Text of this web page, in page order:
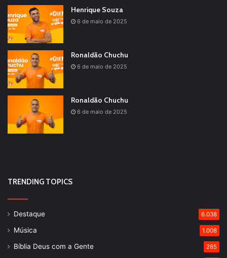
Henrique Souza
6 de maio de 2025
Ronaldão Chuchu
6 de maio de 2025
Ronaldão Chuchu
6 de maio de 2025
TRENDING TOPICS
Destaque 6.038
Música 1.008
Bíblia Deus com a Gente 285